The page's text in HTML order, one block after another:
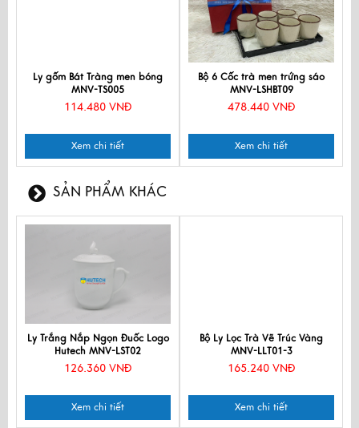
Ly gốm Bát Tràng men bóng
MNV-TS005
114.480 VNĐ
Xem chi tiết
Bộ 6 Cốc trà men trứng sáo
MNV-LSHBT09
478.440 VNĐ
Xem chi tiết
SẢN PHẨM KHÁC
Ly Trắng Nắp Ngọn Đuốc Logo
Hutech MNV-LST02
126.360 VNĐ
Xem chi tiết
Bộ Ly Lọc Trà Vẽ Trúc Vàng
MNV-LLT01-3
165.240 VNĐ
Xem chi tiết